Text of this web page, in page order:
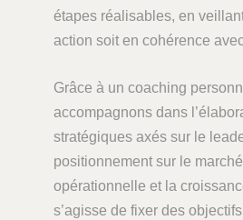
étapes réalisables, en
action soit en cohérence
Grâce à un coaching
accompagnons dans
stratégiques axés sur le
positionnement sur le
opérationnelle et la
s’agisse de fixer des